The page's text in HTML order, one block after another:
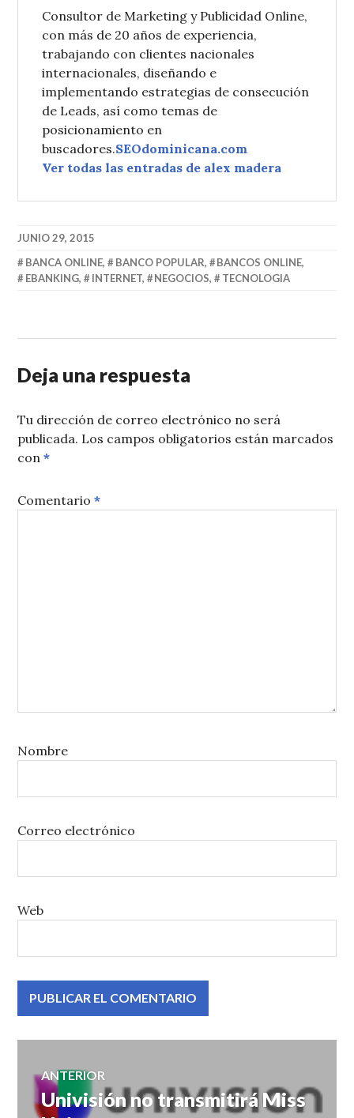
Consultor de Marketing y Publicidad Online,
con más de 20 años de experiencia,
trabajando con clientes nacionales
internacionales, diseñando e
implementando estrategias de consecución
de Leads, así como temas de
posicionamiento en
buscadores.SEOdominicana.com
Ver todas las entradas de alex madera
JUNIO 29, 2015
BANCA ONLINE, BANCO POPULAR, BANCOS ONLINE,
EBANKING, INTERNET, NEGOCIOS, TECNOLOGIA
Deja una respuesta
Tu dirección de correo electrónico no será
publicada. Los campos obligatorios están marcados
con*
Comentario*
Nombre
Correo electrónico
Web
Navegación
de
ANTERIOR
Entrada
anterior:
Univisión no transmitirá Miss